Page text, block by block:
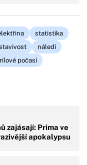
statistika
náledí
počasí
zajásají: Prima ve
apokalypsu